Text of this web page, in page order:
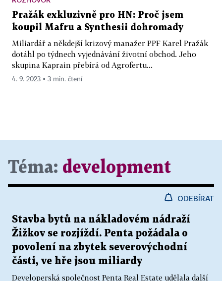
Pražák exkluzivně pro HN: Proč jsem
koupil Mafru a Synthesii dohromady
Miliardář a někdejší krizový manažer PPF Karel Pražák
dotáhl po týdnech vyjednávání životní obchod. Jeho
skupina Kaprain přebírá od Agrofertu...
4. 9. 2023 ▪ 3 min. čtení
Téma: development
ODEBÍRAT
Stavba bytů na nákladovém nádraží
Žižkov se rozjíždí. Penta požádala o
povolení na zbytek severovýchodní
části, ve hře jsou miliardy
Developerská společnost Penta Real Estate udělala další